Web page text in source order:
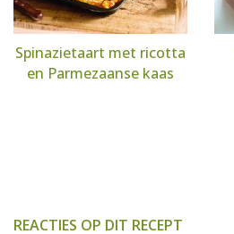
Spinazietaart met ricotta
en Parmezaanse kaas
REACTIES OP DIT RECEPT